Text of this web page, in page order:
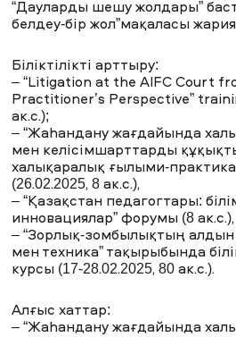
“Дауларды шешу жолдары”
белдеу-бір жол”мақаласы
Біліктілікті арттыру:
– “Litigation at the AIFC Court
Practitioner’s Perspective”
ак.с.);
– “Жаһандану жағдайында
мен келісімшарттарды
халықаралық ғылыми-
(26.02.2025, 8 ак.с.),
– “Қазақстан педагогтары:
инновациялар” форумы (8 ак.с.),
– “Зорлық-зомбылықтың алдын
мен техника” тақырыбында
курсы (17-28.02.2025, 80 ак.с.).
Алғыс хаттар:
– “Жаһандану жағдайында